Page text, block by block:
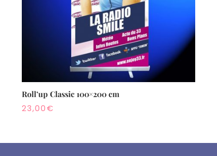
Roll’up Classic 100×200 cm
23,00€